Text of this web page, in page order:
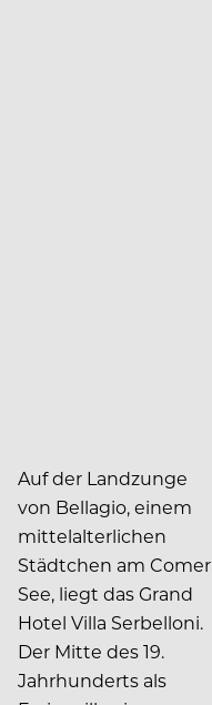
Auf der Landzunge
von Bellagio, einem
mittelalterlichen
Städtchen am Comer
See, liegt das Grand
Hotel Villa Serbelloni.
Der Mitte des 19.
Jahrhunderts als